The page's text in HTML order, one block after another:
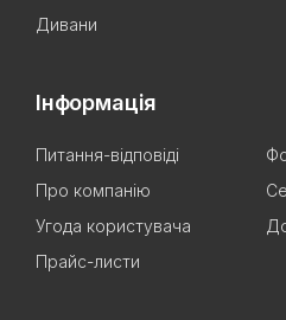
Дивани
Інформація
Питання-відповіді
Про компанію
Угода користувача
Прайс-листи